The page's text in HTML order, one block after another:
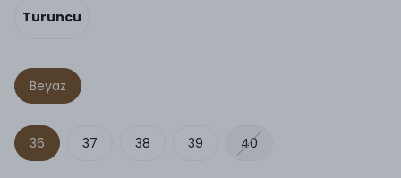
Turuncu
Beyaz
36 37 38 39 40